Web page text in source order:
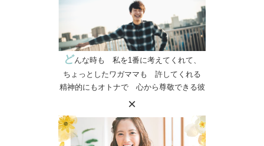
どんな時も 私を1番に考えてくれて、
ちょっとしたワガママも 許してくれる
精神的にもオトナで 心から尊敬できる彼
×